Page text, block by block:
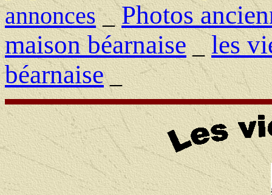
annonces _ Photos
maison béarnaise_ les
béarnaise_